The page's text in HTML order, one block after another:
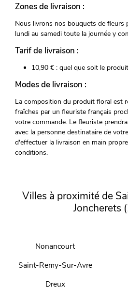
Zones de livraison :
Nous livrons nos bouquets de fleurs
lundi au samedi toute la journée y
Tarif de livraison :
10,90 € : quel que soit le
Modes de livraison :
La composition du produit floral est
fraîches par un fleuriste français
votre commande. Le fleuriste
avec la personne destinataire de
d'effectuer la livraison en main
conditions.
Villes à proximité de
Joncherets
Nonancourt
Saint-Remy-Sur-Avre
Dreux